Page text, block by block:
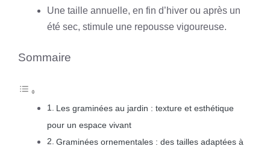
Une taille annuelle, en fin d’hiver ou après un
été sec, stimule une repousse vigoureuse.
Sommaire
Les graminées au jardin : texture et esthétique
pour un espace vivant
Graminées ornementales : des tailles adaptées à